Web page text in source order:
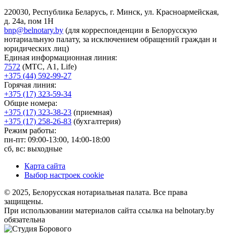
220030, Республика Беларусь, г. Минск, ул. Красноармейская,
д. 24а, пом 1Н
bnp@belnotary.by (для корреспонденции в Белорусскую
нотариальную палату, за исключением обращений граждан и
юридических лиц)
Единая информационная линия:
7572 (МТС, A1, Life)
+375 (44) 592-99-27
Горячая линия:
+375 (17) 323-59-34
Общие номера:
+375 (17) 323-38-23 (приемная)
+375 (17) 258-26-83 (бухгалтерия)
Режим работы:
пн-пт: 09:00-13:00, 14:00-18:00
сб, вс: выходные
Карта сайта
Выбор настроек cookie
© 2025, Белорусская нотариальная палата. Все права
защищены.
При использовании материалов сайта ссылка на belnotary.by
обязательна